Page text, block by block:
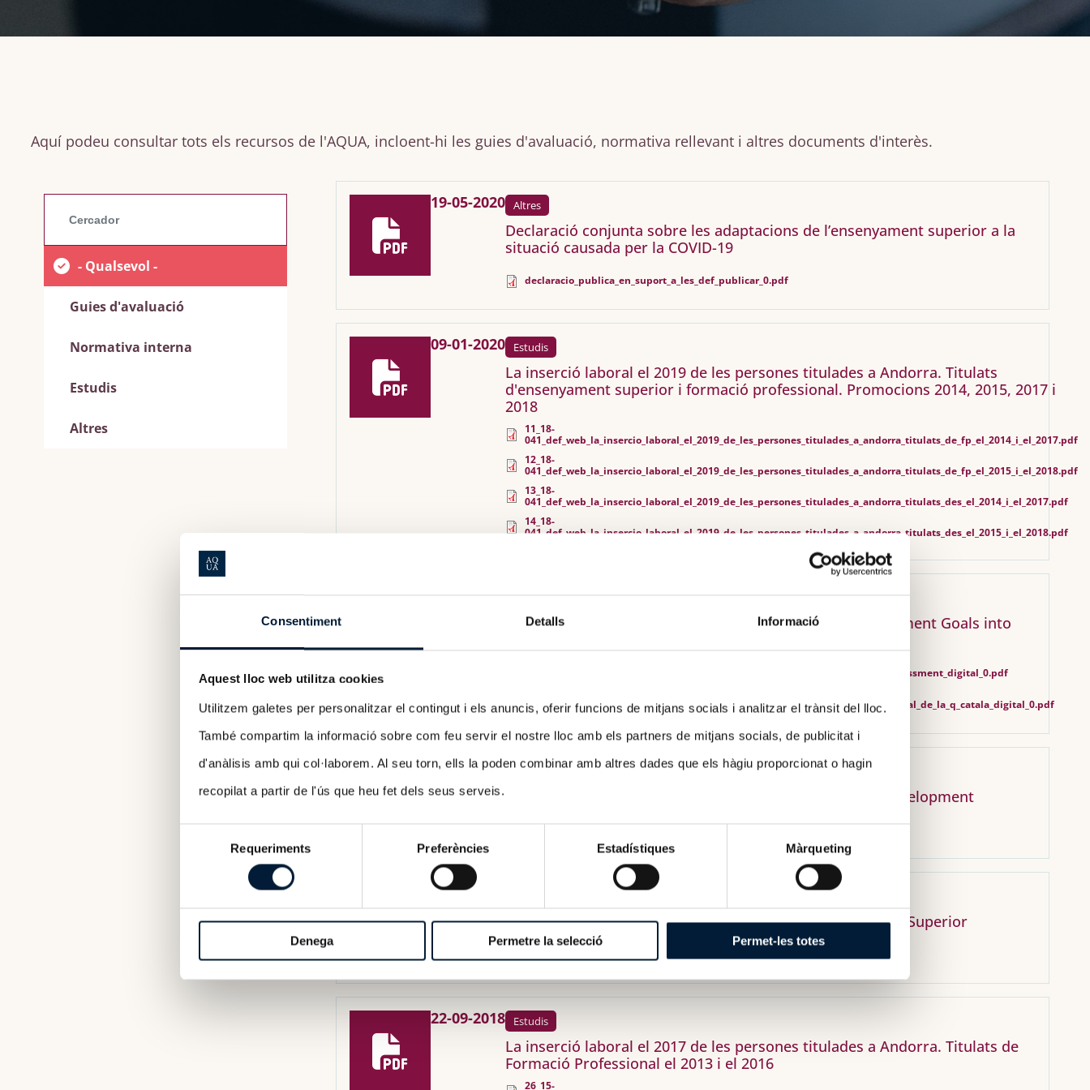
Consentiment Detalls Informació
Aquest lloc web utilitza cookies
Utilitzem galetes per personalitzar el contingut i els anuncis, oferir funcions de mitjans socials i analitzar el trànsit del lloc.
També compartim la informació sobre com feu servir el nostre lloc amb els partners de mitjans socials, de publicitat i
d'anàlisis amb qui col·laborem. Al seu torn, ells la poden combinar amb altres dades que els hàgiu proporcionat o hagin
recopilat a partir de l'ús que heu fet dels seus serveis.
Requeriments Preferències Estadístiques Màrqueting
Denega Permetre la selecció Permet-les totes
Aquí podeu consultar tots els recursos de l'AQUA, incloent-hi les guies d'avaluació, normativa rellevant i altres documents d'interès.
- Qualsevol -
Guies d'avaluació
Normativa interna
Estudis
Altres
19-05-2020 Altres
Declaració conjunta sobre les adaptacions de l’ensenyament superior a la
situació causada per la COVID-19
declaracio_publica_en_suport_a_les_def_publicar_0.pdf
09-01-2020 Estudis
La inserció laboral el 2019 de les persones titulades a Andorra. Titulats
d'ensenyament superior i formació professional. Promocions 2014, 2015, 2017 i
2018
11_18-
041_def_web_la_insercio_laboral_el_2019_de_les_persones_titulades_a_andorra_titulats_de_fp_el_2014_i_el_2017.pdf
12_18-
041_def_web_la_insercio_laboral_el_2019_de_les_persones_titulades_a_andorra_titulats_de_fp_el_2015_i_el_2018.pdf
13_18-
041_def_web_la_insercio_laboral_el_2019_de_les_persones_titulades_a_andorra_titulats_des_el_2014_i_el_2017.pdf
14_18-
041_def_web_la_insercio_laboral_el_2019_de_les_persones_titulades_a_andorra_titulats_des_el_2015_i_el_2018.pdf
27-06-2019 Estudis
Proposal of indicators to embed the Sustainable Development Goals into
101_17-045_proposal_of_indicators_to_embed_the_sdg_into_institutional_q_assessment_digital_0.pdf
108_17_045_proposta_dindicadors_per_inegrar_els_ods_en_lavaluacio_insitucional_de_la_q_catala_digital_0.pdf
28-05-2019 Estudis
Quality indicators in Higher Education for Sustainable Development
26-11-2018
Estudi sobre Inserció Laboral dels titulats d'Ensenyament Superior
22-09-2018 Estudis
La inserció laboral el 2017 de les persones titulades a Andorra. Titulats de
Formació Professional el 2013 i el 2016
26_15-